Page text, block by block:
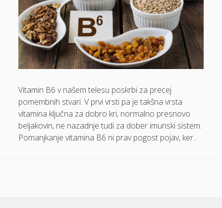
Hrana
Izkušnje pacientov
Izleti po Sloveniji
Izola hotel
Kamini
Kartonske škatle
Kava
Komarnik za okna
Vitamin B6 v našem telesu poskrbi za precej
pomembnih stvari. V prvi vrsti pa je takšna vrsta
vitamina ključna za dobro kri, normalno presnovo
beljakovin, ne nazadnje tudi za dober imunski sistem.
Pomanjkanje vitamina B6 ni prav pogost pojav, ker…